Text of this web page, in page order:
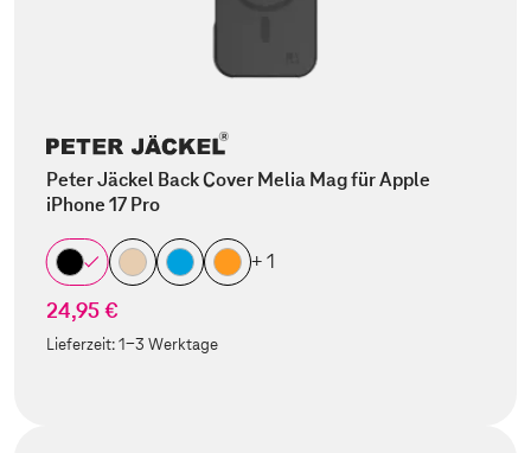
Peter Jäckel Back Cover Melia Mag für Apple
iPhone 17 Pro
+ 1
24,95 €
Lieferzeit:1-3 Werktage